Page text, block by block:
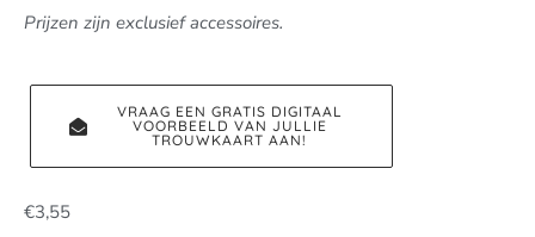
Prijzen zijn exclusief accessoires.
VRAAG EEN GRATIS DIGITAAL
VOORBEELD VAN JULLIE
TROUWKAART AAN!
€3,55